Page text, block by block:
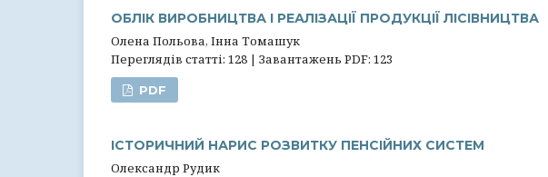
ОБЛІК ВИРОБНИЦТВА І РЕАЛІЗАЦІЇ ПРОДУКЦІЇ ЛІСІВНИЦТВА
Олена Польова, Інна Томашук
Переглядів статті: 128 | Завантажень PDF: 123
PDF
ІСТОРИЧНИЙ НАРИС РОЗВИТКУ ПЕНСІЙНИХ СИСТЕМ
Олександр Рудик